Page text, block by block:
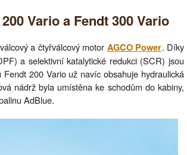
Vario a Fendt 300 Vario
a čtyřválcový motor AGCO Power. Díky
a selektivní katalytické redukci (SCR) jsou
200 Vario už navíc obsahuje hydraulická
nádrž byla umístěna ke schodům do kabiny,
AdBlue.